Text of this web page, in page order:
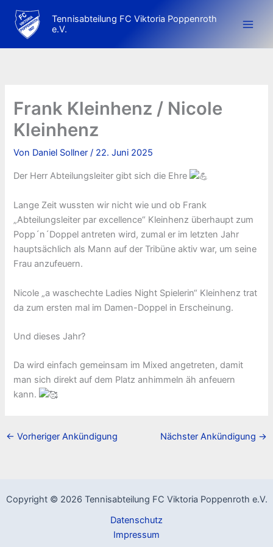
Inhalt
springen
Tennisabteilung FC Viktoria Poppenroth
e.V.
Frank Kleinhenz / Nicole
Kleinhenz
Von Daniel Sollner/ 22. Juni 2025
Der Herr Abteilungsleiter gibt sich die Ehre
Lange Zeit wussten wir nicht wie und ob Frank
„Abteilungsleiter par excellence“ Kleinhenz überhaupt zum
Popp´n´Doppel antreten wird, zumal er im letzten Jahr
hauptsächlich als Mann auf der Tribüne aktiv war, um seine
Frau anzufeuern.
Nicole „a waschechte Ladies Night Spielerin“ Kleinhenz trat
da zum ersten mal im Damen-Doppel in Erscheinung.
Und dieses Jahr?
Da wird einfach gemeinsam im Mixed angetreten, damit
man sich direkt auf dem Platz anhimmeln äh anfeuern
kann.
← Vorheriger Ankündigung Nächster Ankündigung →
Copyright © 2026 Tennisabteilung FC Viktoria Poppenroth e.V.
Datenschutz
Impressum